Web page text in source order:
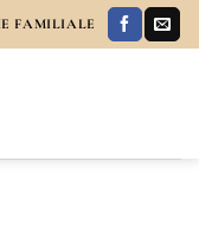
FAMILIALE